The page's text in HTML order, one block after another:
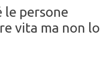
le persone
vita ma non lo